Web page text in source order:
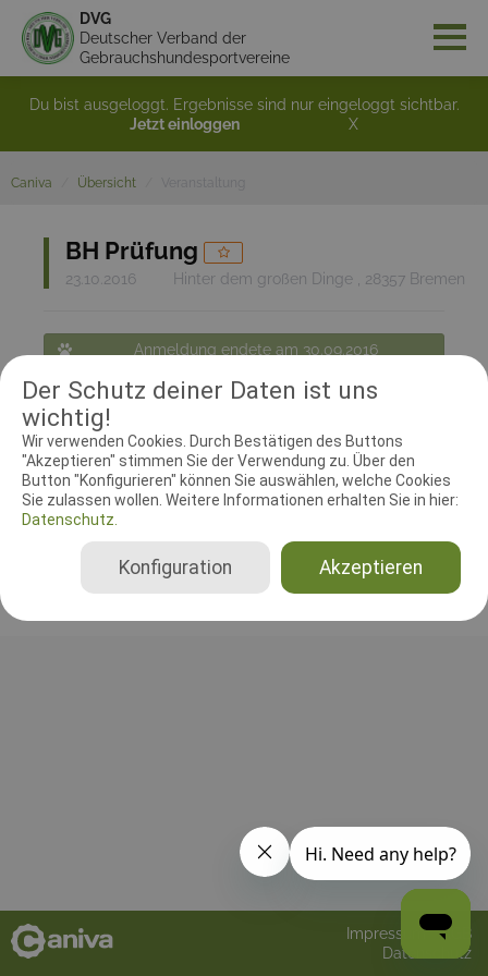
Der Schutz deiner Daten ist uns
wichtig!
Wir verwenden Cookies. Durch Bestätigen des Buttons
"Akzeptieren" stimmen Sie der Verwendung zu. Über den
Button "Konfigurieren" können Sie auswählen, welche Cookies
Sie zulassen wollen. Weitere Informationen erhalten Sie in hier:
Datenschutz.
Akzeptieren
Konfiguration
DVG
Deutscher Verband der
Gebrauchshundesportvereine
Du bist ausgeloggt. Ergebnisse sind nur eingeloggt sichtbar.
Jetzt einloggen
X
Caniva Übersicht
BH Prüfung
23.10.2016 Hinter dem großen Dinge , 28357 Bremen
Anmeldung endete am 30.09.2016
Zurück zur Übersicht
RICHTER UND HELFER
Bisher wurden noch keine Richter oder Helfer eingetragen!
Impressum
AGB
Datenschutz